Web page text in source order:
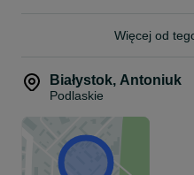
Więcej od
Białystok, Antoniuk
Podlaskie